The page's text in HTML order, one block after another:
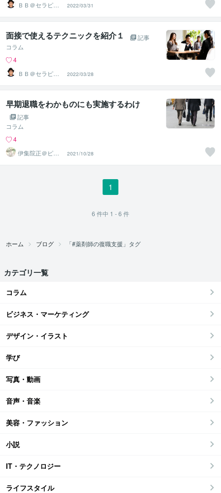
ＢＢ＠セラピス
ト☆キャリアコ
ンサル
2022/03/31
面接で使えるテクニックを紹介１
記事
コラム
4
ＢＢ＠セラピス
ト☆キャリアコ
ンサル
2022/03/28
早期退職をわかものにも実施するわけ
記事
コラム
4
伊集院正＠ピー
プルエナジー株
式会社
2021/10/28
1
6 件中 1 - 6 件
ホーム ブログ 「#薬剤師の復職支援」タグ
カテゴリ一覧
コラム
ビジネス・マーケティング
デザイン・イラスト
学び
写真・動画
音声・音楽
美容・ファッション
小説
IT・テクノロジー
ライフスタイル